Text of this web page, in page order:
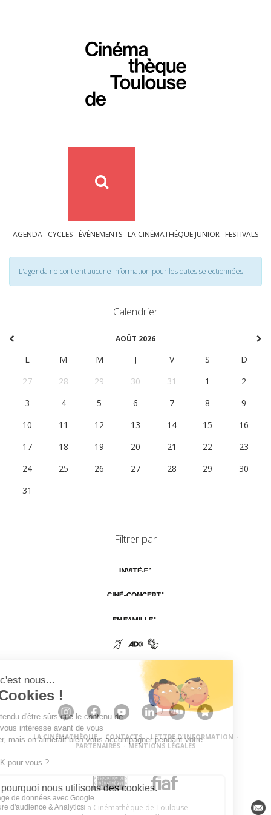
AGENDA CYCLES ÉVÉNEMENTS LA CINÉMATHÈQUE JUNIOR FESTIVALS
L'agenda ne contient aucune information pour les dates selectionnées
Calendrier
AOÛT 2026
L M M J V S
D
27
28 29 30 31 1
2
3
4 5 6 7 8
9
10
11 12 13 14 15
16
17
18 19 20 21 22
23
24
25 26 27 28 29
30
31
Filtrer par
LA CINÉMATHÈQUE · CONTACTS · LETTRE D'INFORMATION ·
PARTENAIRES · MENTIONS LÉGALES
La Cinémathèque de Toulouse